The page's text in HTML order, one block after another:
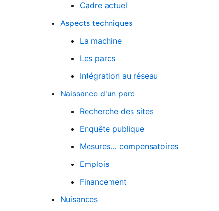
Cadre actuel
Aspects techniques
La machine
Les parcs
Intégration au réseau
Naissance d'un parc
Recherche des sites
Enquête publique
Mesures… compensatoires
Emplois
Financement
Nuisances